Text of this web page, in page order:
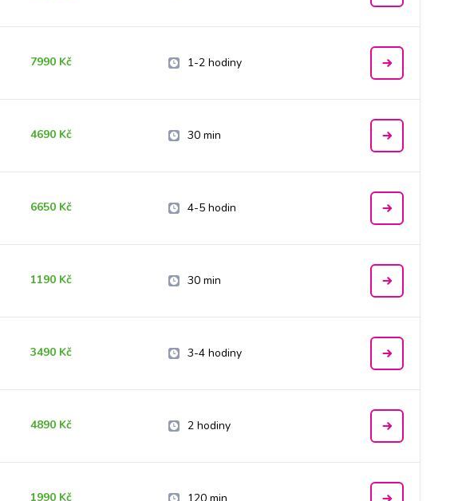
7990 Kč 1-2 hodiny
4690 Kč 30 min
6650 Kč 4-5 hodin
1190 Kč 30 min
3490 Kč 3-4 hodiny
4890 Kč 2 hodiny
1990 Kč